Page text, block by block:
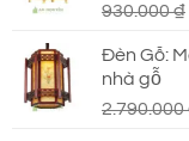
930.000₫
Đèn Gỗ:
nhà gỗ
2.790.000